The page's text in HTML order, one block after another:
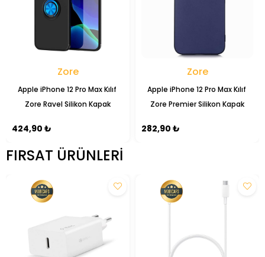
Zore
Apple iPhone 12 Pro Max Kılıf
Zore Ravel Silikon Kapak
424,90 ₺
Zore
Apple iPhone 12 Pro Max Kılıf
Zore Premier Silikon Kapak
282,90 ₺
FIRSAT ÜRÜNLERI